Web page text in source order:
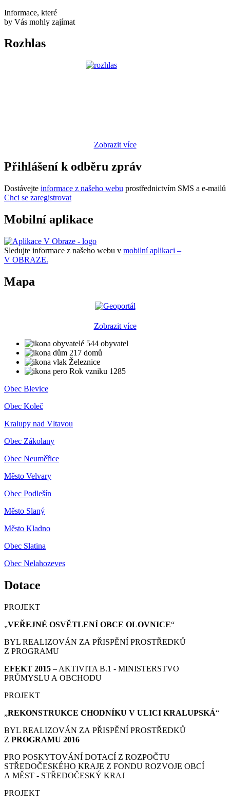
Informace, které
by Vás mohly zajímat
Rozhlas
Zobrazit více
Přihlášení k odběru zpráv
Dostávejte informace z našeho webu prostřednictvím SMS a e-mailů
Chci se zaregistrovat
Mobilní aplikace
Sledujte informace z našeho webu v mobilní aplikaci –
V OBRAZE.
Mapa
Zobrazit více
544 obyvatel
217 domů
Železnice
Rok vzniku 1285
Obec Blevice
Obec Koleč
Kralupy nad Vltavou
Obec Zákolany
Obec Neuměřice
Město Velvary
Obec Podlešín
Město Slaný
Město Kladno
Obec Slatina
Obec Nelahozeves
Dotace
PROJEKT
„VEŘEJNÉ OSVĚTLENÍ OBCE OLOVNICE“
BYL REALIZOVÁN ZA PŘISPĚNÍ PROSTŘEDKŮ
Z PROGRAMU
EFEKT 2015 – AKTIVITA B.1 - MINISTERSTVO
PRŮMYSLU A OBCHODU
PROJEKT
„REKONSTRUKCE CHODNÍKU V ULICI KRALUPSKÁ“
BYL REALIZOVÁN ZA PŘISPĚNÍ PROSTŘEDKŮ
Z PROGRAMU 2016
PRO POSKYTOVÁNÍ DOTACÍ Z ROZPOČTU
STŘEDOČESKÉHO KRAJE Z FONDU ROZVOJE OBCÍ
A MĚST - STŘEDOČESKÝ KRAJ
PROJEKT